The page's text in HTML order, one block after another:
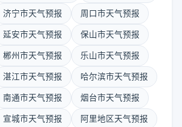
济宁市天气预报 周口市天气预报
延安市天气预报 保山市天气预报
郴州市天气预报 乐山市天气预报
湛江市天气预报 哈尔滨市天气预报
南通市天气预报 烟台市天气预报
宣城市天气预报 阿里地区天气预报